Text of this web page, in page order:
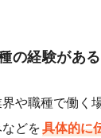
の経験があ
や職種で働く
どを具体的に